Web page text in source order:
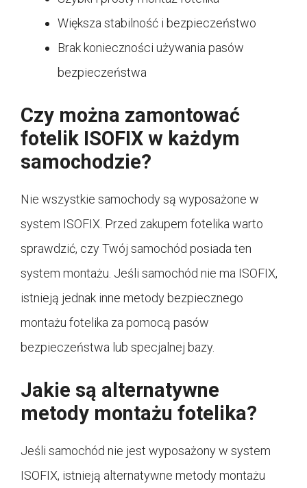
Większa stabilność i bezpieczeństwo
Brak konieczności używania pasów
bezpieczeństwa
Czy można zamontować
fotelik ISOFIX w każdym
samochodzie?
Nie wszystkie samochody są wyposażone w
system ISOFIX. Przed zakupem fotelika warto
sprawdzić, czy Twój samochód posiada ten
system montażu. Jeśli samochód nie ma ISOFIX,
istnieją jednak inne metody bezpiecznego
montażu fotelika za pomocą pasów
bezpieczeństwa lub specjalnej bazy.
Jakie są alternatywne
metody montażu fotelika?
Jeśli samochód nie jest wyposażony w system
ISOFIX, istnieją alternatywne metody montażu